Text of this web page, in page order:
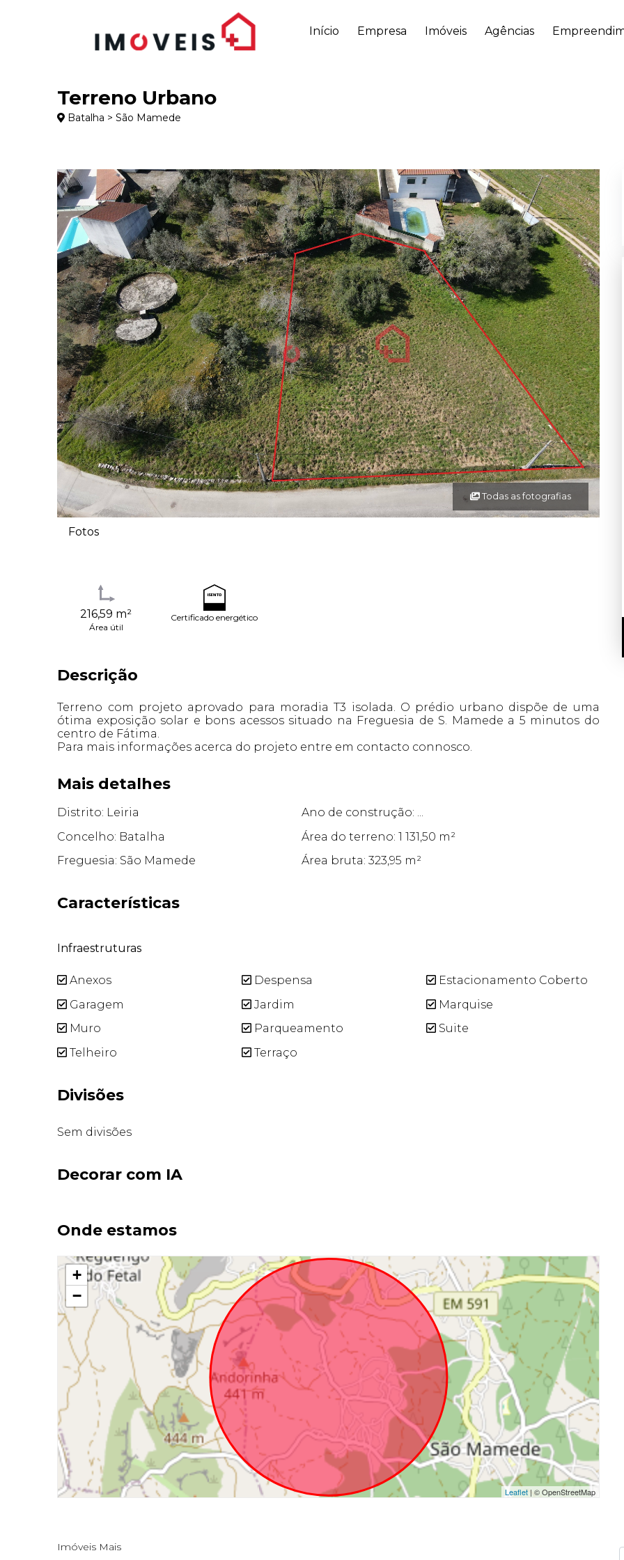
Início Empresa Imóveis Agências
Terreno Urbano
Batalha > São Mamede
Todas as fotografias
Fotos
216,59 m²
Área útil
Certificado energético
Descrição
Terreno com projeto aprovado para moradia T3 isolada. O prédio urbano dispõe de uma
ótima exposição solar e bons acessos situado na Freguesia de S. Mamede a 5 minutos do
centro de Fátima.
Para mais informações acerca do projeto entre em contacto connosco.
Mais detalhes
Distrito: Leiria
Ano de construção: ...
Concelho: Batalha
Área do terreno: 1 131,50 m²
Freguesia: São Mamede
Área bruta: 323,95 m²
Características
Infraestruturas
Anexos Despensa
Estacionamento Coberto
Garagem
Jardim
Marquise
Muro
Parqueamento
Suite
Telheiro
Terraço
Divisões
Sem divisões
Decorar com IA
Onde estamos
+
−
Leaflet| © OpenStreetMap
Imóveis Mais